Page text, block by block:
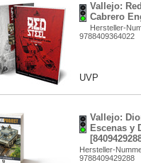
Vallejo:
Cabrero
Hersteller-
9788409364022
UVP
Vallejo:
Escenas y
Hersteller-
9788409429288